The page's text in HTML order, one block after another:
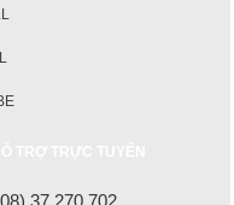
37 270 702